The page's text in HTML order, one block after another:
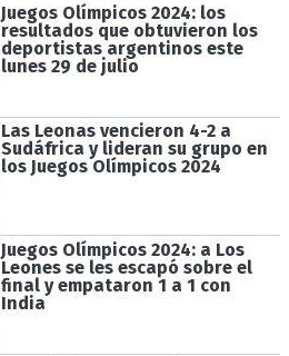
Juegos Olímpicos 2024: los
resultados que obtuvieron los
deportistas argentinos este
lunes 29 de julio
Las Leonas vencieron 4-2 a
Sudáfrica y lideran su grupo en
los Juegos Olímpicos 2024
Juegos Olímpicos 2024: a Los
Leones se les escapó sobre el
final y empataron 1 a 1 con
India